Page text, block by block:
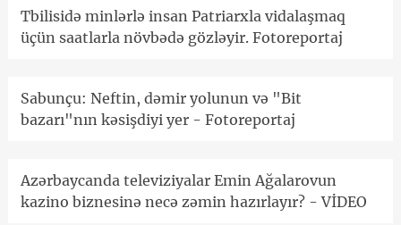
Tbilisidə minlərlə insan Patriarxla vidalaşmaq
üçün saatlarla növbədə gözləyir. Fotoreportaj
Sabunçu: Neftin, dəmir yolunun və "Bit
bazarı"nın kəsişdiyi yer - Fotoreportaj
Azərbaycanda televiziyalar Emin Ağalarovun
kazino biznesinə necə zəmin hazırlayır? - VİDEO